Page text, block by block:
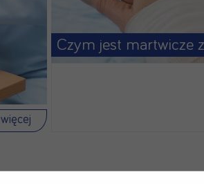
więcej